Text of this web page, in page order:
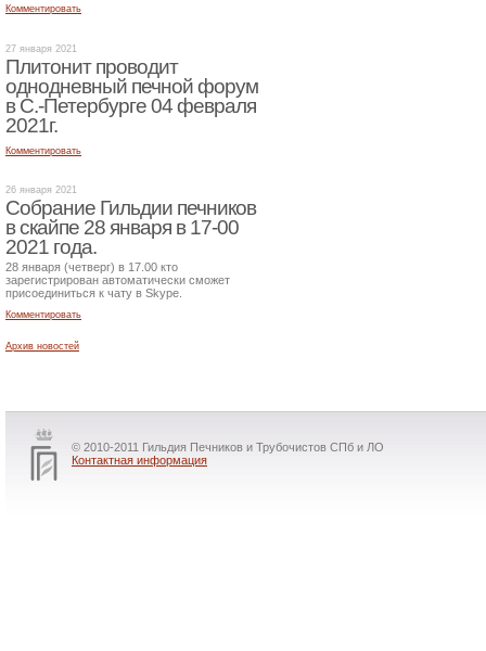
Комментировать
27 января 2021
Плитонит проводит
однодневный печной форум
в С.-Петербурге 04 февраля
2021г.
Комментировать
26 января 2021
Собрание Гильдии печников
в скайпе 28 января в 17-00
2021 года.
28 января (четверг) в 17.00 кто
зарегистрирован автоматически сможет
присоединиться к чату в Skype.
Комментировать
Архив новостей
© 2010-2011 Гильдия Печников и Трубочистов СПб и ЛО
Контактная информация